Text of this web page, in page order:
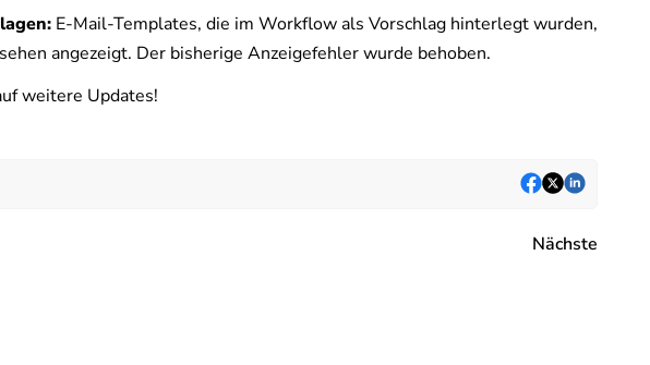
E-Mail-Templates, die im Workflow als Vorschlag hinterlegt wurden,
angezeigt. Der bisherige Anzeigefehler wurde behoben.
weitere Updates!
Nächste